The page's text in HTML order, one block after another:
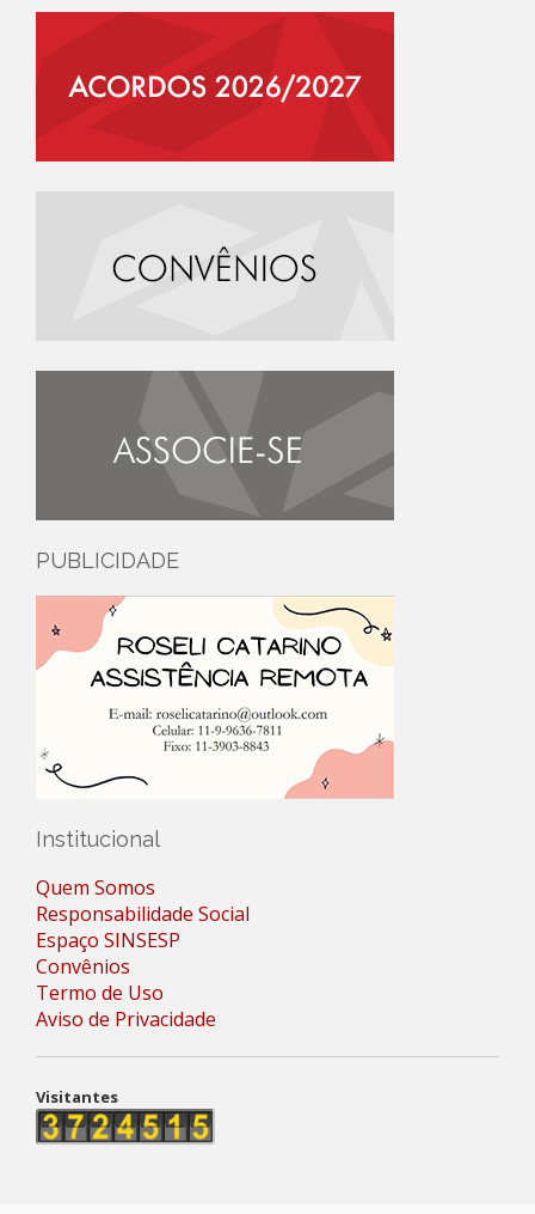
PUBLICIDADE
Institucional
Quem Somos
Responsabilidade Social
Espaço SINSESP
Convênios
Termo de Uso
Aviso de Privacidade
Visitantes